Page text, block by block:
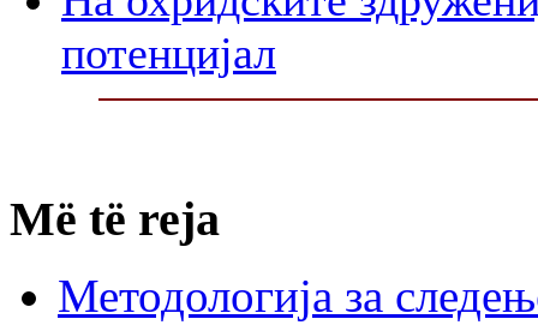
потенцијал
Më të reja
Методологија за